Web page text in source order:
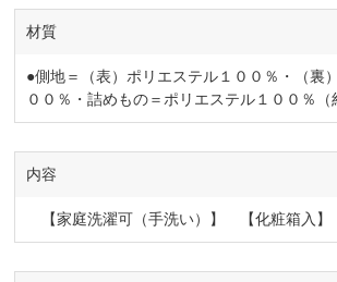
材質
●側地＝（表）ポリエステル１００％・（裏
００％・詰めもの＝ポリエステル１００％（
内容
【家庭洗濯可（手洗い）】 【化粧箱入】